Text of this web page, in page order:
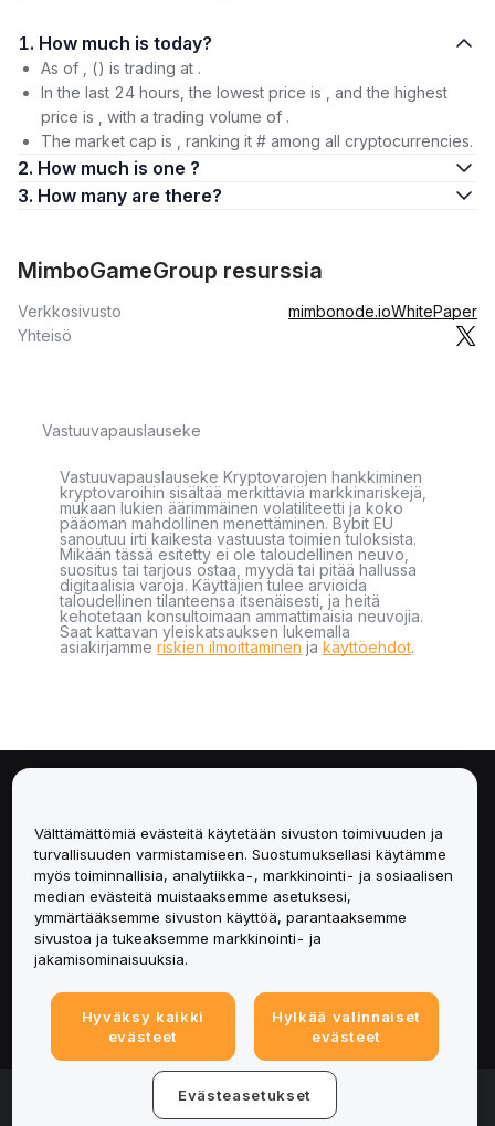
1. How much is today?
As of , () is trading at .
In the last 24 hours, the lowest price is , and the highest
price is , with a trading volume of .
The market cap is , ranking it # among all cryptocurrencies.
2. How much is one ?
3. How many are there?
MimboGameGroup resurssia
Verkkosivusto mimbonode.ioWhitePaper
Yhteisö
Vastuuvapauslauseke
Vastuuvapauslauseke Kryptovarojen hankkiminen
kryptovaroihin sisältää merkittäviä markkinariskejä,
mukaan lukien äärimmäinen volatiliteetti ja koko
pääoman mahdollinen menettäminen. Bybit EU
sanoutuu irti kaikesta vastuusta toimien tuloksista.
Mikään tässä esitetty ei ole taloudellinen neuvo,
suositus tai tarjous ostaa, myydä tai pitää hallussa
digitaalisia varoja. Käyttäjien tulee arvioida
taloudellinen tilanteensa itsenäisesti, ja heitä
kehotetaan konsultoimaan ammattimaisia neuvojia.
Saat kattavan yleiskatsauksen lukemalla
asiakirjamme riskien ilmoittaminen ja käyttöehdot.
Palvelut
Tuki
Tuotteet
Lakiasiat
© 2025-2026 Bybit.eu. All rights reserved.
Välttämättömiä evästeitä käytetään sivuston toimivuuden ja
turvallisuuden varmistamiseen. Suostumuksellasi käytämme
myös toiminnallisia, analytiikka-, markkinointi- ja sosiaalisen
median evästeitä muistaaksemme asetuksesi,
ymmärtääksemme sivuston käyttöä, parantaaksemme
sivustoa ja tukeaksemme markkinointi- ja
jakamisominaisuuksia.
Hyväksy kaikki
evästeet
Hylkää valinnaiset
evästeet
Evästeasetukset